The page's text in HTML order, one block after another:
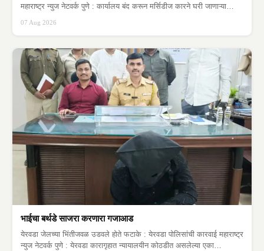
महाराष्ट्र न्युज नेटवर्क पुणे : कार्यालय बंद करून मर्सिडीज कारने घरी जाणाऱ्या
07 Aug 2026
भाईचा बर्थडे साजरा करणारा गजाआड
येरवडा जेलच्या भिंतीजवळ उडवले होते फटाके : येरवडा पोलिसांची कारवाई महाराष्ट्र
न्युज नेटवर्क पुणे : येरवडा कारागृहात न्यायालयीन कोठडीत असलेल्या एका